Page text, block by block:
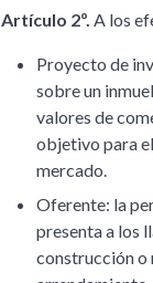
Artículo 2º. A los
Proyecto de
sobre un
valores de
objetivo para
mercado.
Oferente: la
presenta a los
construcción o